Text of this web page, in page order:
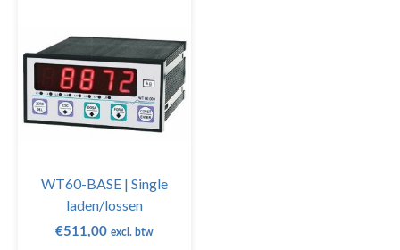
WT60-BASE | Single
laden/lossen
€511,00 excl. btw